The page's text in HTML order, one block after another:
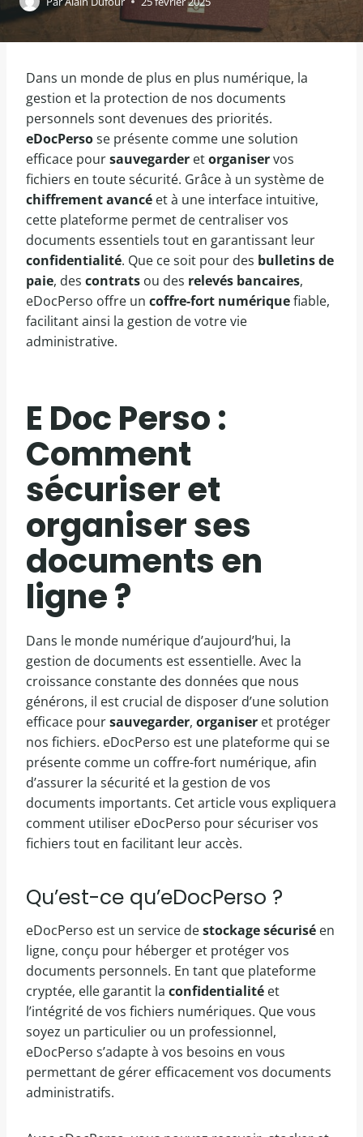
Dans un monde de plus en plus numérique, la
gestion et la protection de nos documents
personnels sont devenues des priorités.
eDocPersose présente comme une solution
efficace poursauvegarder etorganiservos
fichiers en toute sécurité. Grâce à un système de
chiffrement avancé et à une interface intuitive,
cette plateforme permet de centraliser vos
documents essentiels tout en garantissant leur
confidentialité. Que ce soit pour des bulletins de
paie, des contrats ou des relevés bancaires,
eDocPerso offre un coffre-fort numériquefiable,
facilitant ainsi la gestion de votre vie
administrative.
E Doc Perso :
Comment
sécuriser et
organiser ses
documents en
ligne ?
Dans le monde numérique d’aujourd’hui, la
gestion de documents est essentielle. Avec la
croissance constante des données que nous
générons, il est crucial de disposer d’une solution
efficace poursauvegarder, organiser et protéger
nos fichiers. eDocPerso est une plateforme qui se
présente comme un coffre-fort numérique, afin
d’assurer la sécurité et la gestion de vos
documents importants. Cet article vous expliquera
comment utiliser eDocPerso pour sécuriser vos
fichiers tout en facilitant leur accès.
Qu’est-ce qu’eDocPerso ?
eDocPerso est un service destockage sécurisé en
ligne, conçu pour héberger et protéger vos
documents personnels. En tant que plateforme
cryptée, elle garantit la confidentialité et
l’intégrité de vos fichiers numériques. Que vous
soyez un particulier ou un professionnel,
eDocPerso s’adapte à vos besoins en vous
permettant de gérer efficacement vos documents
administratifs.